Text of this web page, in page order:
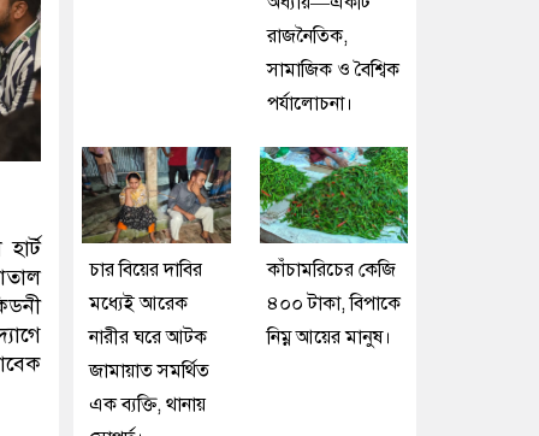
রাজনৈতিক,
সামাজিক ও বৈশ্বিক
পর্যালোচনা।
চার বিয়ের দাবির
মধ্যেই আরেক
নারীর ঘরে আটক
জামায়াত সমর্থিত
এক ব্যক্তি, থানায়
কাঁচামরিচের কেজি
৪০০ টাকা, বিপাকে
নিম্ন আয়ের মানুষ।